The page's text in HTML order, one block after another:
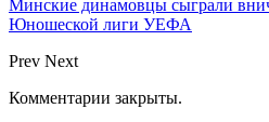
Минские динамовцы сыграли
Юношеской лиги УЕФА
Prev Next
Комментарии закрыты.